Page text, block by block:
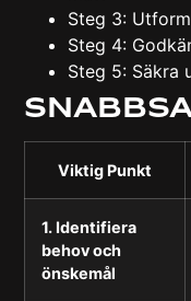
Steg 3:
Steg 4:
Steg 5: Säkra
Viktig Punkt
1. Identifiera
behov och
önskemål